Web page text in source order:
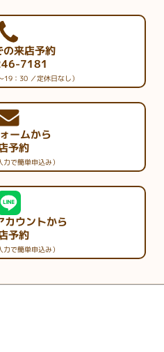
の来店予約
7181
19：30 ／定休日なし）
ームから
予約
力で簡単申込み）
カウントから
予約
力で簡単申込み）